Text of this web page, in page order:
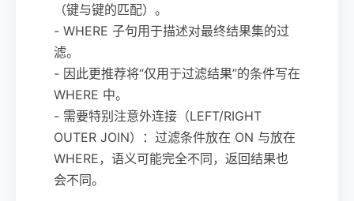
（键与键的匹配）。
- WHERE 子句用于描述对最终结果集的过
滤。
- 因此更推荐将“仅用于过滤结果”的条件写在
WHERE 中。
- 需要特别注意外连接（LEFT/RIGHT
OUTER JOIN）：过滤条件放在 ON 与放在
WHERE，语义可能完全不同，返回结果也
会不同。